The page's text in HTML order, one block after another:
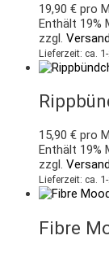
19,90 € pro
Enthält 19%
zzgl. Versand
Lieferzeit: ca.
15,90 € pro
Enthält 19%
zzgl. Versand
Lieferzeit: ca.
Fibre